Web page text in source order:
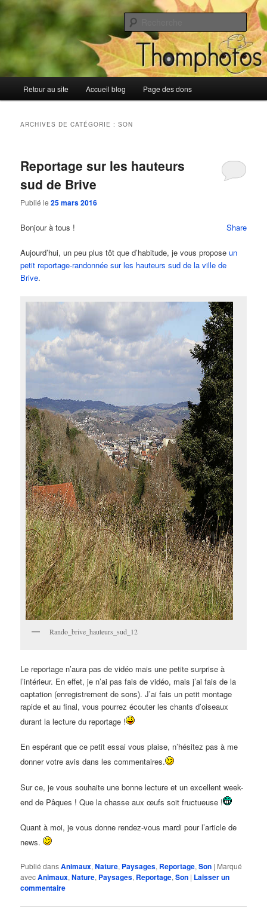
Aller
au
Aller
au
Blog de Thomphotos
Blog de Thomphotos
principal
Retour au site Accueil blog Page des dons
ARCHIVES DE CATÉGORIE :SON
Reportage sur les hauteurs
sud de Brive
Publié le25 mars 2016
Share
Bonjour à tous !
Aujourd’hui, un peu plus tôt que d’habitude, je vous proposeun
petit reportage-randonnée sur les hauteurs sud de la ville de
Brive.
Rando_brive_hauteurs_sud_12
Le reportage n’aura pas de vidéo mais une petite surprise à
l’intérieur. En effet, je n’ai pas fais de vidéo, mais j’ai fais de la
captation (enregistrement de sons). J’ai fais un petit montage
rapide et au final, vous pourrez écouter les chants d’oiseaux
durant la lecture du reportage !
En espérant que ce petit essai vous plaise, n’hésitez pas à me
donner votre avis dans les commentaires.
Sur ce, je vous souhaite une bonne lecture et un excellent week-
end de Pâques ! Que la chasse aux œufs soit fructueuse !
Quant à moi, je vous donne rendez-vous mardi pour l’article de
news.
Publié dansAnimaux,Nature, Paysages, Reportage,Son | Marqué
avecAnimaux,Nature, Paysages, Reportage,Son | Laisser un
commentaire